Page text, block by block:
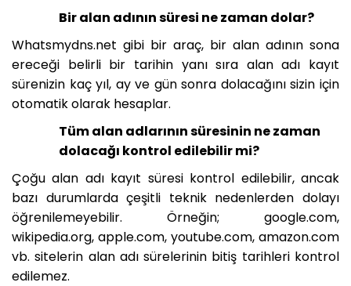
Bir alan adının süresi ne zaman dolar?
Whatsmydns.net gibi bir araç, bir alan adının sona
ereceği belirli bir tarihin yanı sıra alan adı kayıt
sürenizin kaç yıl, ay ve gün sonra dolacağını sizin için
otomatik olarak hesaplar.
Tüm alan adlarının süresinin ne zaman
dolacağı kontrol edilebilir mi?
Çoğu alan adı kayıt süresi kontrol edilebilir, ancak
bazı durumlarda çeşitli teknik nedenlerden dolayı
öğrenilemeyebilir. Örneğin; google.com,
wikipedia.org, apple.com, youtube.com, amazon.com
vb. sitelerin alan adı sürelerinin bitiş tarihleri kontrol
edilemez.